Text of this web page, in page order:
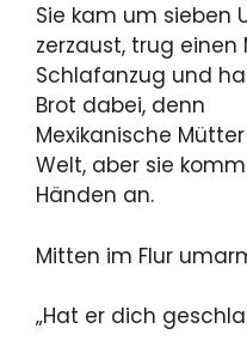
Sie kam um sieben
zerzaust, trug
Schlafanzug und
Brot dabei, denn
Mexikanische
Welt, aber sie
Händen an.
Mitten im Flur
„Hat er dich